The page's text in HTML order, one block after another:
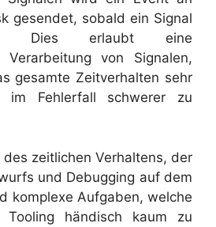
gesendet, sobald ein Signal
Dies erlaubt eine
Verarbeitung von Signalen,
gesamte Zeitverhalten sehr
im Fehlerfall schwerer zu
zeitlichen Verhaltens, der
und Debugging auf dem
komplexe Aufgaben, welche
Tooling händisch kaum zu